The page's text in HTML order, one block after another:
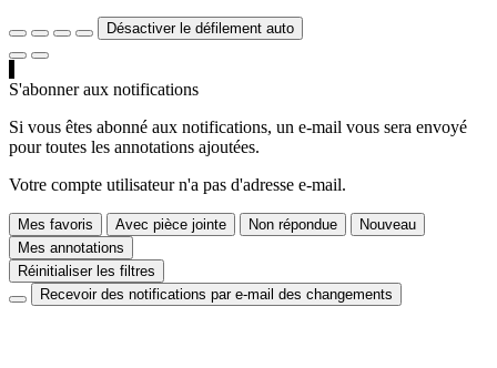
Désactiver le défilement auto
S'abonner aux notifications
Si vous êtes abonné aux notifications, un e-mail vous sera envoyé
pour toutes les annotations ajoutées.
Votre compte utilisateur n'a pas d'adresse e-mail.
Mes favoris Avec pièce jointe Non répondue
Nouveau
Mes annotations
Réinitialiser les filtres
Recevoir des notifications par e-mail des changements